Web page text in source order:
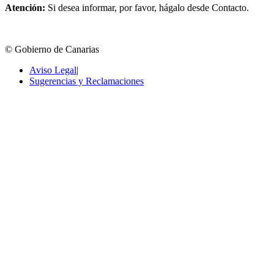
Atención: Si desea informar, por favor, hágalo desde Contacto.
© Gobierno de Canarias
Aviso Legal|
Sugerencias y Reclamaciones